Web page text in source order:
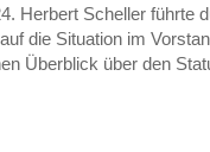
Herbert Scheller führte
die Situation im
Überblick über den